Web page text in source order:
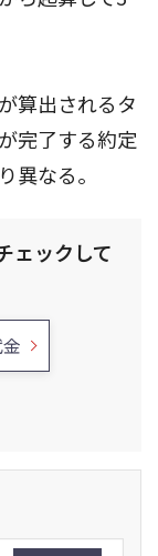
算出されるタ
完了する約定
異なる。
ェックして